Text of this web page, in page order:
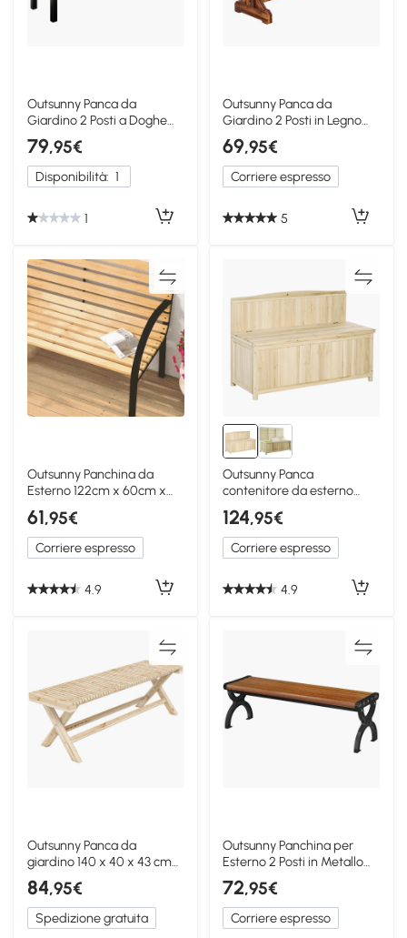
Outsunny Panca da
Giardino 2 Posti a Doghe
Effetto Legno Grigio
79,95€
Disponibilità: 1
1
Outsunny Panca da
Giardino 2 Posti in Legno
Senza Schienale
69,95€
Corriere espresso
5
Outsunny Panchina da
Esterno 122cm x 60cm x
83cm Nero, Color legno
61,95€
Corriere espresso
4.9
Outsunny Panca
contenitore da esterno
115cm x 45cm x 75cm
Naturale
124,95€
Corriere espresso
4.9
Outsunny Panca da
giardino 140 x 40 x 43 cm
Legno naturale
84,95€
Spedizione gratuita
Outsunny Panchina per
Esterno 2 Posti in Metallo
Color Legno Nero
72,95€
Corriere espresso